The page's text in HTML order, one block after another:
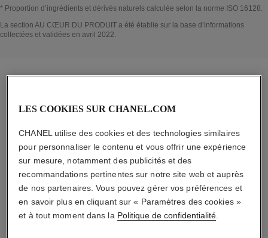
* Proportion d’ingrédients et dérivés naturels calculée selon la norme ISO 16128.
↩
La section AU CŒUR DU PRODUIT a été établie sur la base d’informations
collectées et validées en avril 2022.
la routine dédiée
02
LES COOKIES SUR CHANEL.COM
CHANEL utilise des cookies et des technologies similaires
pour personnaliser le contenu et vous offrir une expérience
sur mesure, notamment des publicités et des
recommandations pertinentes sur notre site web et auprès
de nos partenaires. Vous pouvez gérer vos préférences et
en savoir plus en cliquant sur « Paramètres des cookies »
et à tout moment dans la Politique de confidentialité.